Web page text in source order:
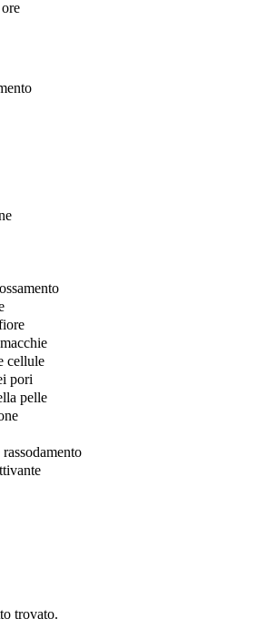
cellule
pori
pelle
trovato.